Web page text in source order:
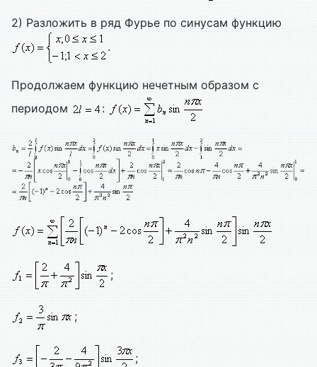
2) Разложить в ряд Фурье по синусам функцию
.
Продолжаем функцию нечетным образом с
периодом
:
;
;
;